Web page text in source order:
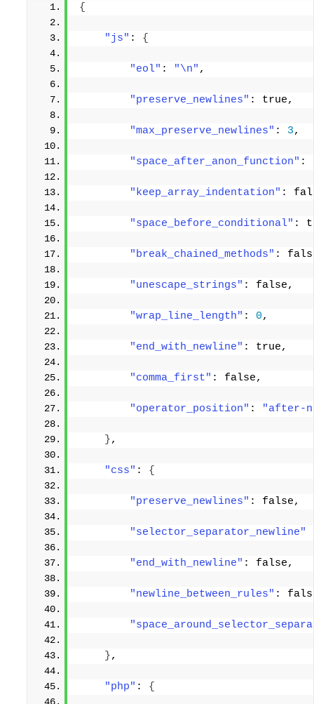
{
"js" : {
"eol" : "\n" ,
"preserve_newlines" : true,
"max_preserve_newlines" : 3,
"space_after_anon_function" :
"keep_array_indentation" :
"space_before_conditional" :
"break_chained_methods" :
"unescape_strings" : false,
"wrap_line_length" : 0,
"end_with_newline" : true,
"comma_first" : false,
"operator_position" : "after-
},
"css" : {
"preserve_newlines" : false,
"selector_separator_newline"
"end_with_newline" : false,
"newline_between_rules" :
},
"php" : {